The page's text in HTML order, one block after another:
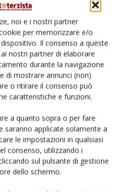
noi e i nostri partner
per memorizzare e/o
Il consenso a queste
nostri partner di elaborare
durante la navigazione
di mostrare annunci (non)
o ritirare il consenso può
caratteristiche e funzioni.
a quanto sopra o per fare
saranno applicate solamente a
le impostazioni in qualsiasi
consenso, utilizzando i
sul pulsante di gestione
dello schermo.